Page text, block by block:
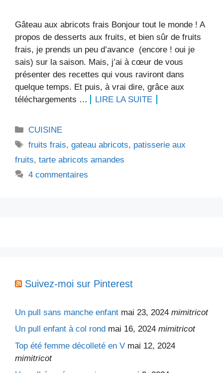
Gâteau aux abricots frais Bonjour tout le monde ! A
propos de desserts aux fruits, et bien sûr de fruits
frais, je prends un peu d’avance (encore ! oui je
sais) sur la saison. Mais, j’ai à cœur de vous
présenter des recettes qui vous raviront dans
quelque temps. Et puis, à vrai dire, grâce aux
téléchargements …
LIRE LA SUITE
Catégories
CUISINE
Étiquettes
fruits frais,gateau abricots, patisserie aux
fruits, tarte abricots amandes
4 commentaires
Suivez-moi sur Pinterest
Un pull sans manche enfant mai 23, 2024 mimitricot
Un pull enfant à col rond mai 16, 2024 mimitricot
Top été femme décolleté en V mai 12, 2024
mimitricot